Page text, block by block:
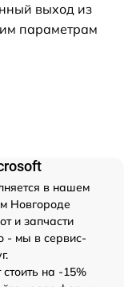
выход из
параметрам
в нашем
Новгороде
и запчасти
- мы в сервис-
на -15%